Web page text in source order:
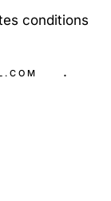
conditions
.